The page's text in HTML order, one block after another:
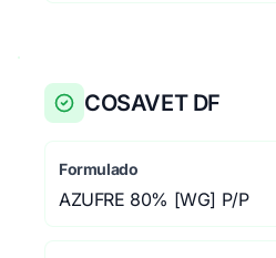
COSAVET DF
Formulado
AZUFRE 80% [WG] P/P